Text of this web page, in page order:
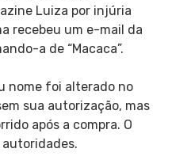
Luiza por injúria
recebeu um e-mail da
a de “Macaca”.
nome foi alterado no
sua autorização, mas
após a compra. O